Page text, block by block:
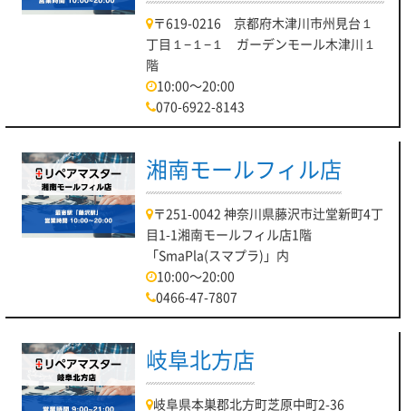
〒619-0216 京都府木津川市州見台１
丁目１−１−１ ガーデンモール木津川１
階
10:00～20:00
070-6922-8143
湘南モールフィル店
〒251-0042 神奈川県藤沢市辻堂新町4丁
目1-1湘南モールフィル店1階
「SmaPla(スマプラ)」内
10:00～20:00
0466-47-7807
岐阜北方店
岐阜県本巣郡北方町芝原中町2-36